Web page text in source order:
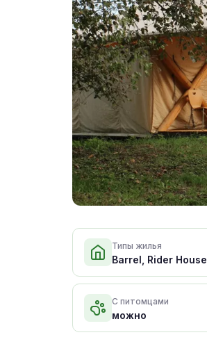
Типы жилья
Barrel, Rider House
С питомцами
можно